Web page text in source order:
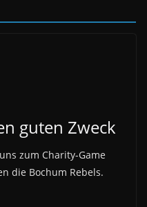
guten Zweck
zum Charity-Game
die Bochum Rebels.